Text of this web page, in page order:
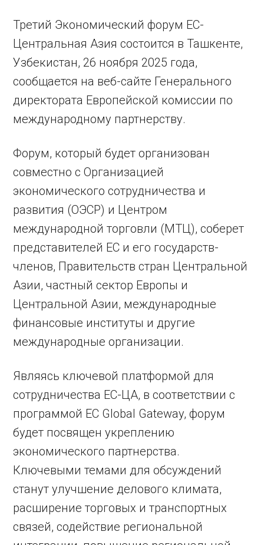
Третий Экономический форум ЕС-
Центральная Азия состоится в Ташкенте,
Узбекистан, 26 ноября 2025 года,
сообщается на веб-сайте Генерального
директората Европейской комиссии по
международному партнерству.
Форум, который будет организован
совместно с Организацией
экономического сотрудничества и
развития (ОЭСР) и Центром
международной торговли (МТЦ), соберет
представителей ЕС и его государств-
членов, Правительств стран Центральной
Азии, частный сектор Европы и
Центральной Азии, международные
финансовые институты и другие
международные организации.
Являясь ключевой платформой для
сотрудничества ЕС-ЦА, в соответствии с
программой ЕС Global Gateway, форум
будет посвящен укреплению
экономического партнерства.
Ключевыми темами для обсуждений
станут улучшение делового климата,
расширение торговых и транспортных
связей, содействие региональной